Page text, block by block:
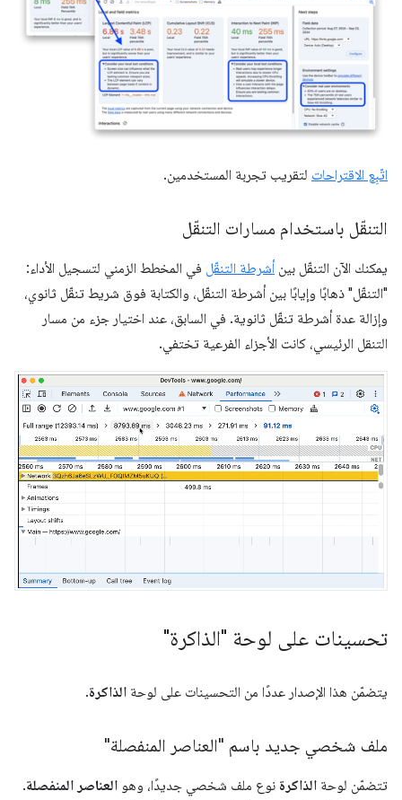
اتّبِع الاقتراحات لتقريب تجربة المستخدمين.
التنقّل باستخدام مسارات التنقّل
يمكنك الآن التنقّل بينأشرطة التنقّل في المخطط الزمني لتسجيل الأداء:
"التنقّل" ذهابًا وإيابًا بين أشرطة التنقّل، والكتابة فوق شريط تنقّل ثانوي،
وإزالة عدة أشرطة تنقّل ثانوية. في السابق، عند اختيار جزء من مسار
التنقل الرئيسي، كانت الأجزاء الفرعية تختفي.
تحسينات على لوحة "الذاكرة"
يتضمّن هذا الإصدار عددًا من التحسينات على لوحة الذاكرة.
ملف شخصي جديد باسم "العناصر المنفصلة"
تتضمّن لوحة الذاكرة نوع ملف شخصي جديدًا، وهو العناصر المنفصلة.